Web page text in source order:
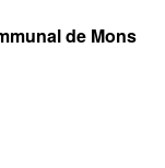
de Mons